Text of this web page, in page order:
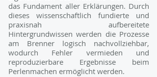
das Fundament aller Erklärungen. Durch
dieses wissenschaftlich fundierte und
praxisnah aufbereitete
Hintergrundwissen werden die Prozesse
am Brenner logisch nachvollziehbar,
wodurch Fehler vermieden und
reproduzierbare Ergebnisse beim
Perlenmachen ermöglicht werden.